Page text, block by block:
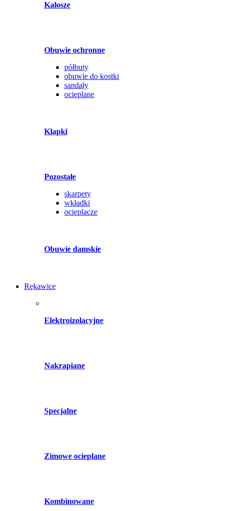
Kalosze
Obuwie ochronne
półbuty
obuwie do kostki
sandały
ocieplane
Klapki
Pozostałe
skarpety
wkładki
ocieplacze
Obuwie damskie
Rękawice
Elektroizolacyjne
Nakrapiane
Specjalne
Zimowe ocieplane
Kombinowane